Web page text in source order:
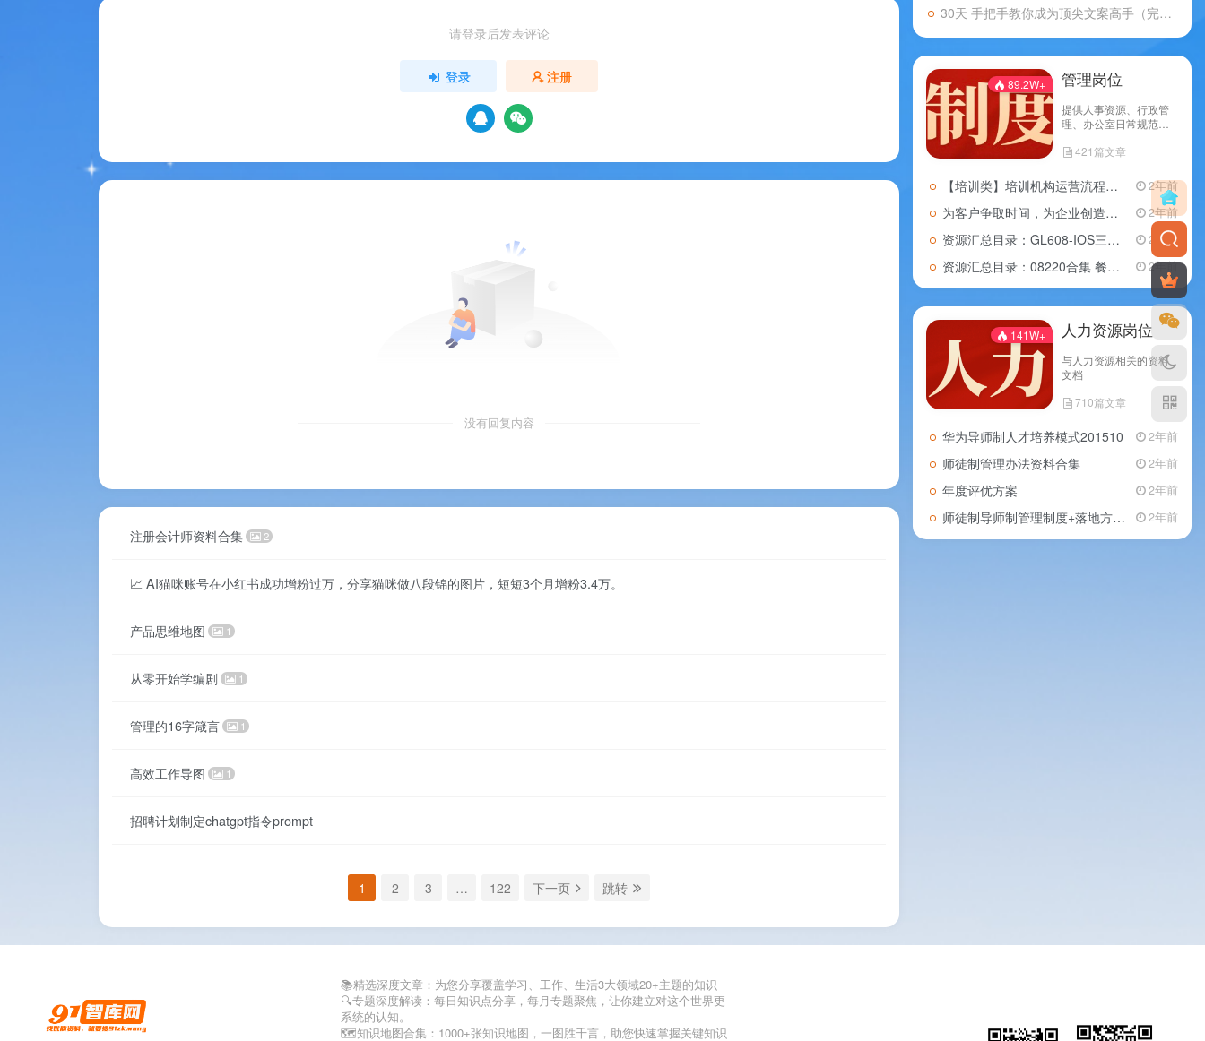
请登录后发表评论
登录 注册
没有回复内容
注册会计师资料合集 2
📈 AI猫咪账号在小红书成功增粉过万，分享猫咪做八段锦的图片，短短3个月增粉3.4万。
产品思维地图 1
从零开始学编剧 1
管理的16字箴言 1
高效工作导图 1
招聘计划制定chatgpt指令prompt
1 2 3 … 122 下一页 跳转
30天 手把手教你成为顶尖文案高手（完结）
89.2W+ 管理岗位
提供人事资源、行政管
理、办公室日常规范、
仓储管理、项目管理、
421篇文章
【培训类】培训机构运营流程的方案 2年前
为客户争取时间，为企业创造利润：10页「物流部门工作流程大全」分享 2年前
资源汇总目录：GL608-IOS三合一全套管理体系资料，共818份文档资料 2年前
资源汇总目录：08220合集 餐饮行业运营管理手册（管理+服务+厨房+采购+质量+财务+人事手册等），共71份文档资料 2年前
141W+ 人力资源岗位
与人力资源相关的资料
文档
710篇文章
华为导师制人才培养模式201510 2年前
师徒制管理办法资料合集 2年前
年度评优方案 2年前
师徒制导师制管理制度+落地方案+协议范本 2年前
📚精选深度文章：为您分享覆盖学习、工作、生活3大领域20+主题的知识
🔍专题深度解读：每日知识点分享，每月专题聚焦，让你建立对这个世界更
系统的认知。
🗺️知识地图合集：1000+张知识地图，一图胜千言，助您快速掌握关键知识